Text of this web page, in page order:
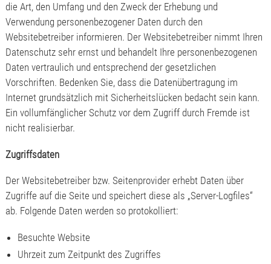
die Art, den Umfang und den Zweck der Erhebung und
Verwendung personenbezogener Daten durch den
Websitebetreiber informieren. Der Websitebetreiber nimmt Ihren
Datenschutz sehr ernst und behandelt Ihre personenbezogenen
Daten vertraulich und entsprechend der gesetzlichen
Vorschriften. Bedenken Sie, dass die Datenübertragung im
Internet grundsätzlich mit Sicherheitslücken bedacht sein kann.
Ein vollumfänglicher Schutz vor dem Zugriff durch Fremde ist
nicht realisierbar.
Zugriffsdaten
Der Websitebetreiber bzw. Seitenprovider erhebt Daten über
Zugriffe auf die Seite und speichert diese als „Server-Logfiles“
ab. Folgende Daten werden so protokolliert:
Besuchte Website
Uhrzeit zum Zeitpunkt des Zugriffes